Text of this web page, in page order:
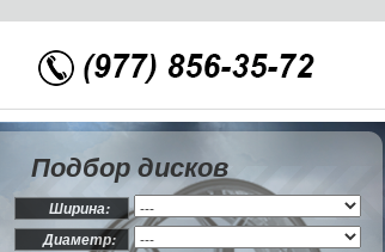
Подбор дисков
Ширина:
Диаметр: